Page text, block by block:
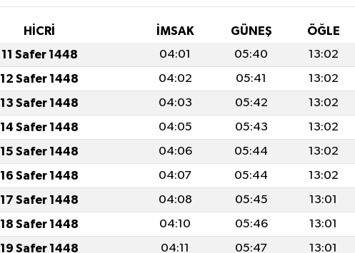
HİCRİ İMSAK GÜNEŞ ÖĞLE
11 Safer 1448 04:01 05:40 13:02
12 Safer 1448 04:02 05:41 13:02
13 Safer 1448 04:03 05:42 13:02
14 Safer 1448 04:05 05:43 13:02
15 Safer 1448 04:06 05:44 13:02
16 Safer 1448 04:07 05:44 13:02
17 Safer 1448 04:08 05:45 13:01
18 Safer 1448 04:10 05:46 13:01
19 Safer 1448 04:11 05:47 13:01